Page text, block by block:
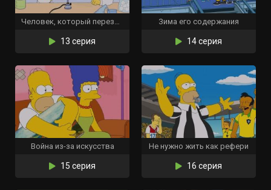
Человек, который перезрел
13 серия
Зима его содержания
14 серия
Война из-за искусства
15 серия
Не нужно жить как рефери
16 серия